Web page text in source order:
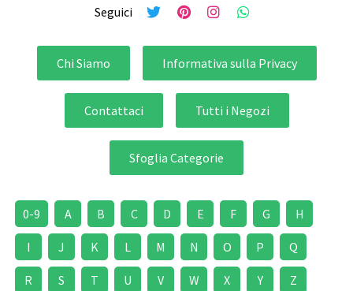
Seguici
Chi Siamo Informativa sulla Privacy
Contattaci Tutti i Negozi
Sfoglia Categorie
0-9 A B C D E F G H
I J K L M N O P Q
R S T U V W X Y Z